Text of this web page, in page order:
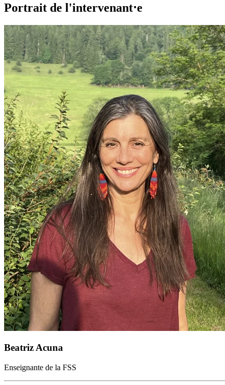
Portrait de l'intervenant⋅e
Beatriz Acuna
Enseignante de la FSS